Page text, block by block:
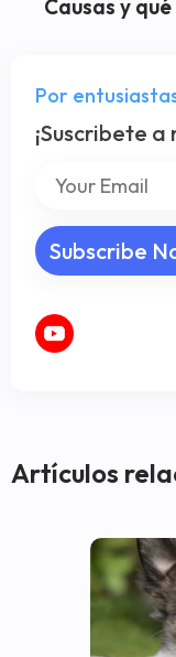
Causas y
Por
¡Suscribete
Artículos